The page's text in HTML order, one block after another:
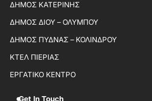
ΔΗΜΟΣ ΚΑΤΕΡΙΝΗΣ
ΔΗΜΟΣ ΔΙΟΥ – ΟΛΥΜΠΟΥ
ΔΗΜΟΣ ΠΥΔΝΑΣ – ΚΟΛΙΝΔΡΟΥ
ΚΤΕΛ ΠΙΕΡΙΑΣ
ΕΡΓΑΤΙΚΟ ΚΕΝΤΡΟ
Get In Touch